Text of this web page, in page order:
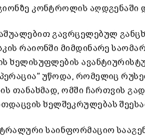
კონტროლის აღდგენაში
გავრცელებულ
რაიონში მიმდინარე
ხელისუფლების
უწოდა, რომელიც
თანახმად, ომში ჩართვის
ხელშეკრულებას
საინფორმაციო